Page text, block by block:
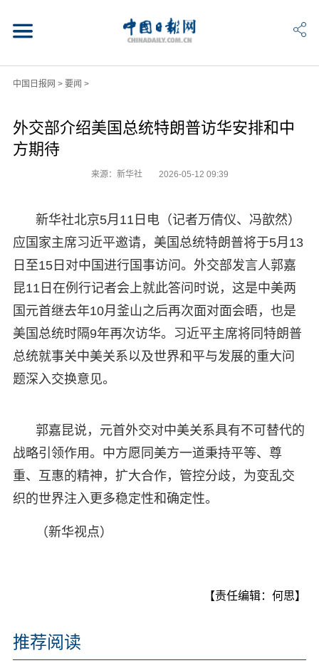
中国日报网 > 要闻 >
外交部介绍美国总统特朗普访华安排和中
方期待
来源：新华社 2026-05-12 09:39
新华社北京5月11日电（记者万倩仪、冯歆然）
应国家主席习近平邀请，美国总统特朗普将于5月13
日至15日对中国进行国事访问。外交部发言人郭嘉
昆11日在例行记者会上就此答问时说，这是中美两
国元首继去年10月釜山之后再次面对面会晤，也是
美国总统时隔9年再次访华。习近平主席将同特朗普
总统就事关中美关系以及世界和平与发展的重大问
题深入交换意见。
郭嘉昆说，元首外交对中美关系具有不可替代的
战略引领作用。中方愿同美方一道秉持平等、尊
重、互惠的精神，扩大合作，管控分歧，为变乱交
织的世界注入更多稳定性和确定性。
（新华视点）
【责任编辑：何思】
推荐阅读